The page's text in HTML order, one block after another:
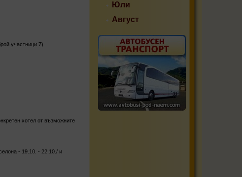
участници 7)
хотел от възможните
- 19.10. - 22.10./ и
Юли
Август